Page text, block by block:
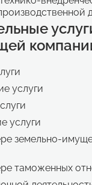
услуги
услуги
земельно-
таможенных